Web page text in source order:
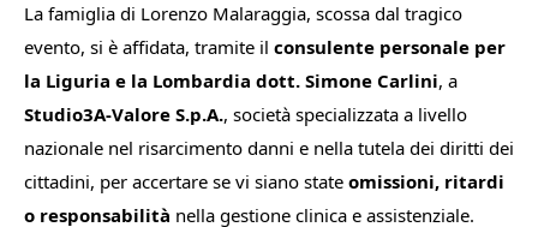
La famiglia di Lorenzo Malaraggia, scossa dal tragico
evento, si è affidata, tramite il consulente personale per
la Liguria e la Lombardia dott. Simone Carlini, a
Studio3A-Valore S.p.A., società specializzata a livello
nazionale nel risarcimento danni e nella tutela dei diritti dei
cittadini, per accertare se vi siano state omissioni, ritardi
o responsabilità nella gestione clinica e assistenziale.